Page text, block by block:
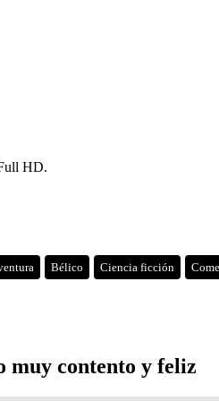
HD.
Bélico Ciencia ficción
muy contento y feliz